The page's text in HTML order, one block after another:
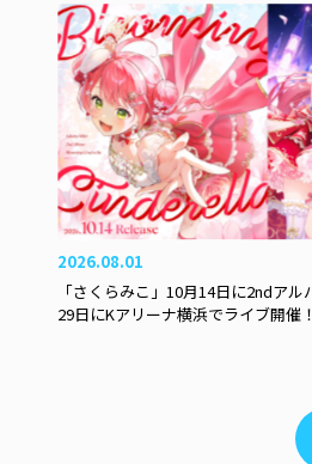
2026.08.01
「さくらみこ」10月14日に2ndア
29日にKアリーナ横浜でライブ開催！